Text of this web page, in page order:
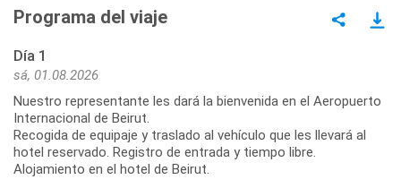
Programa del viaje
Día 1
sá, 01.08.2026
Nuestro representante les dará la bienvenida en el Aeropuerto
Internacional de Beirut.
Recogida de equipaje y traslado al vehículo que les llevará al
hotel reservado. Registro de entrada y tiempo libre.
Alojamiento en el hotel de Beirut.